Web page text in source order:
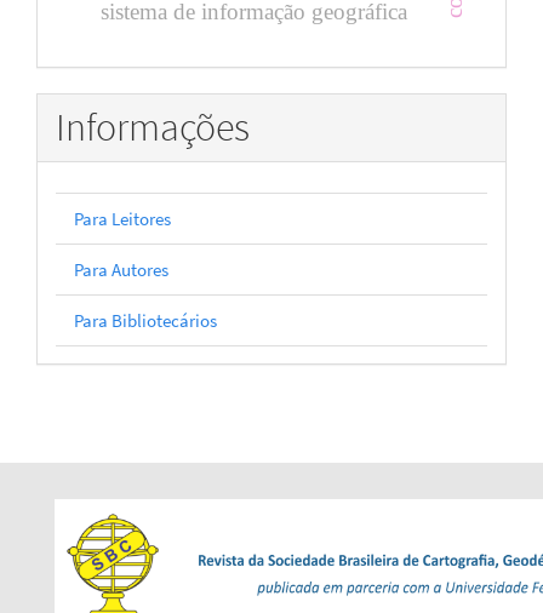
sistema de informação geográfica
Informações
Para Leitores
Para Autores
Para Bibliotecários